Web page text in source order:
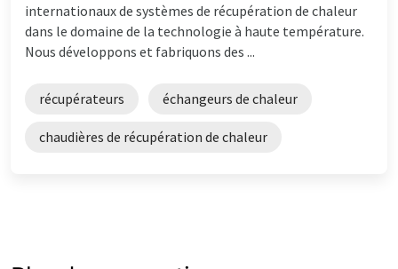
internationaux de systèmes de récupération de chaleur
dans le domaine de la technologie à haute température.
Nous développons et fabriquons des ...
récupérateurs échangeurs de chaleur
chaudières de récupération de chaleur